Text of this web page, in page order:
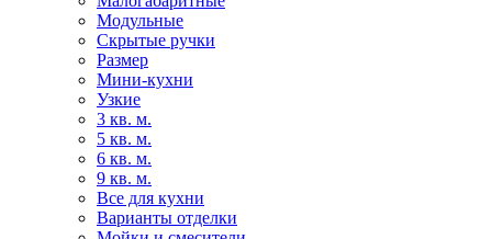
Модульные
Скрытые ручки
Размер
Мини-кухни
Узкие
3 кв. м.
5 кв. м.
6 кв. м.
9 кв. м.
Все для кухни
Варианты отделки